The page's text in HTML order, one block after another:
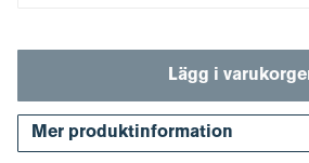
Lägg i
Mer produktinformation